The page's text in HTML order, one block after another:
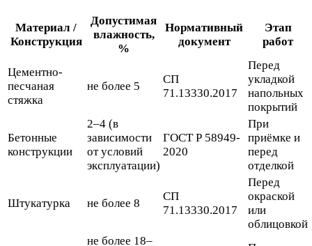
Материал /
Конструкция
Допустимая
влажность,
%
Нормативный
документ
Этап
работ
Цементно-
песчаная
стяжка
не более 5
СП
71.13330.2017
Перед
укладкой
напольных
покрытий
Бетонные
конструкции
2–4 (в
зависимости
от условий
эксплуатации)
ГОСТ Р 58949-
2020
При
приёмке и
перед
отделкой
Штукатурка не более 8
СП
71.13330.2017
Перед
окраской
или
облицовкой
не более 18–